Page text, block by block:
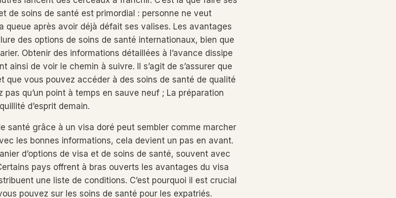
de soins de santé est primordial : personne ne veut
queue après avoir déjà défait ses valises. Les avantages
des options de soins de santé internationaux, bien que
Obtenir des informations détaillées à l’avance dissipe
ainsi de voir le chemin à suivre. Il s’agit de s’assurer que
que vous pouvez accéder à des soins de santé de qualité
pas qu’un point à temps en sauve neuf ; La préparation
d’esprit demain.
santé grâce à un visa doré peut sembler comme marcher
les bonnes informations, cela devient un pas en avant.
d’options de visa et de soins de santé, souvent avec
pays offrent à bras ouverts les avantages du visa
une liste de conditions. C’est pourquoi il est crucial
pouvez sur les soins de santé pour les expatriés.